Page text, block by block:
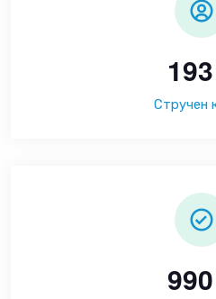
193
Стручен
990